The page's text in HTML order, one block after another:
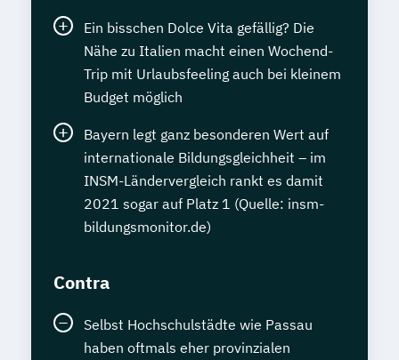
Ein bisschen Dolce Vita gefällig? Die
Nähe zu Italien macht einen Wochend-
Trip mit Urlaubsfeeling auch bei kleinem
Budget möglich
Bayern legt ganz besonderen Wert auf
internationale Bildungsgleichheit – im
INSM-Ländervergleich rankt es damit
2021 sogar auf Platz 1 (Quelle: insm-
bildungsmonitor.de)
Contra
Selbst Hochschulstädte wie Passau
haben oftmals eher provinzialen